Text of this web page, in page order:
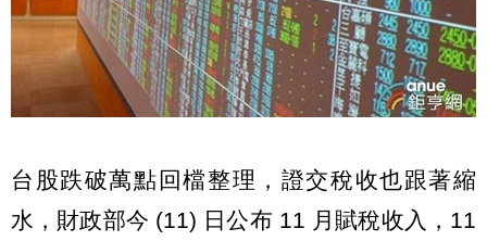
台股跌破萬點回檔整理，證交稅收也跟著縮
水，財政部今 (11) 日公布 11 月賦稅收入，11